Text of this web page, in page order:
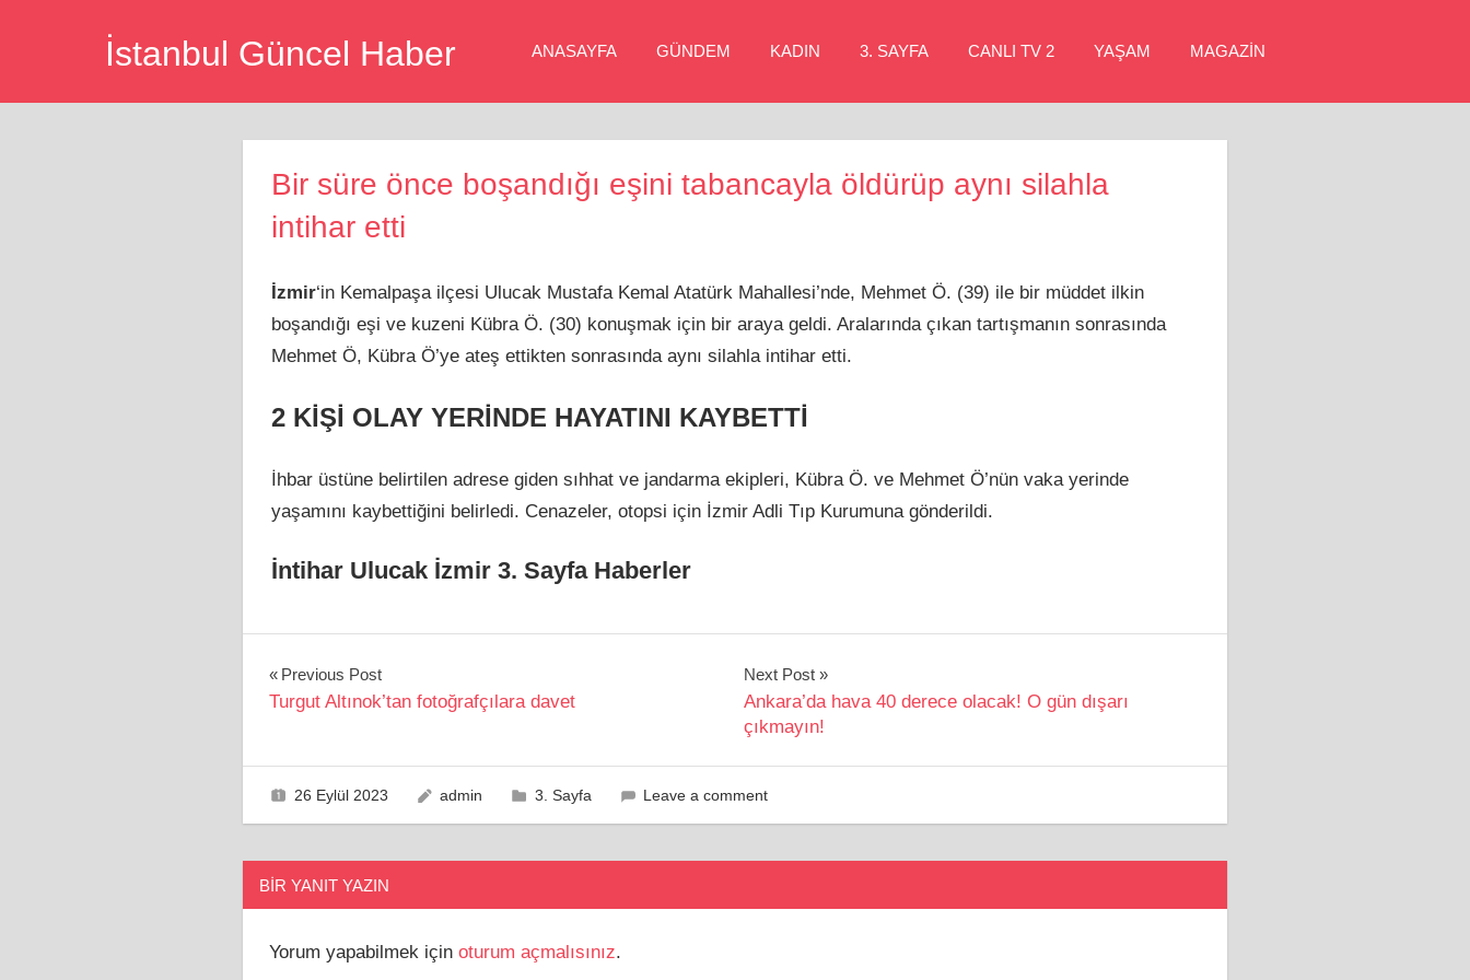
İstanbul Güncel Haber ANASAYFA GÜNDEM KADIN 3. SAYFA CANLI TV 2 YAŞAM MAGAZİN
Bir süre önce boşandığı eşini tabancayla öldürüp aynı silahla
intihar etti
İzmir‘in Kemalpaşa ilçesi Ulucak Mustafa Kemal Atatürk Mahallesi’nde, Mehmet Ö. (39) ile bir müddet ilkin
boşandığı eşi ve kuzeni Kübra Ö. (30) konuşmak için bir araya geldi. Aralarında çıkan tartışmanın sonrasında
Mehmet Ö, Kübra Ö’ye ateş ettikten sonrasında aynı silahla intihar etti.
2 KİŞİ OLAY YERİNDE HAYATINI KAYBETTİ
İhbar üstüne belirtilen adrese giden sıhhat ve jandarma ekipleri, Kübra Ö. ve Mehmet Ö’nün vaka yerinde
yaşamını kaybettiğini belirledi. Cenazeler, otopsi için İzmir Adli Tıp Kurumuna gönderildi.
İntihar Ulucak İzmir 3. Sayfa Haberler
Yazı
gezinmesi
Previous Post
Turgut Altınok’tan fotoğrafçılara davet
Next Post
Ankara’da hava 40 derece olacak! O gün dışarı
çıkmayın!
26 Eylül 2023 admin 3. Sayfa Leave a comment
BIR YANIT YAZIN
Yorum yapabilmek için oturum açmalısınız.